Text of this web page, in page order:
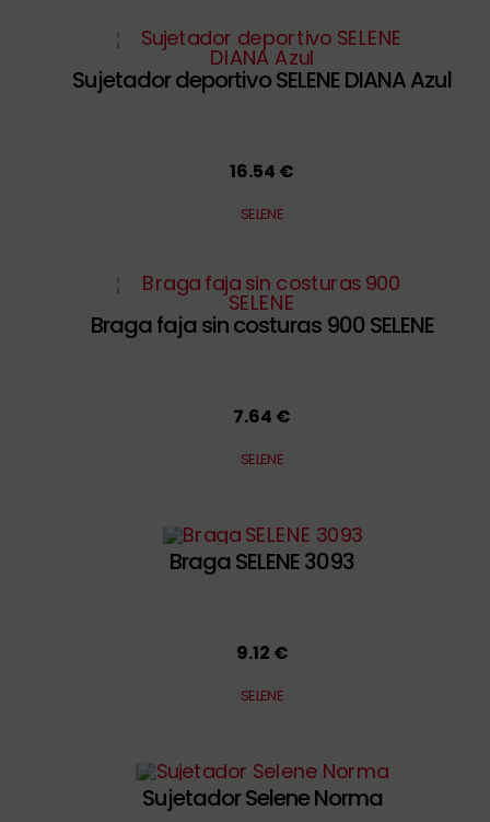
Sujetador deportivo SELENE DIANA Azul
16.54 €
SELENE
Braga faja sin costuras 900 SELENE
7.64 €
SELENE
Braga SELENE 3093
9.12 €
SELENE
Sujetador Selene Norma